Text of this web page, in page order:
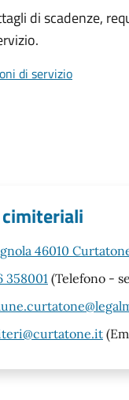
di scadenze,
di servizio
46010
358001 (Telefono -